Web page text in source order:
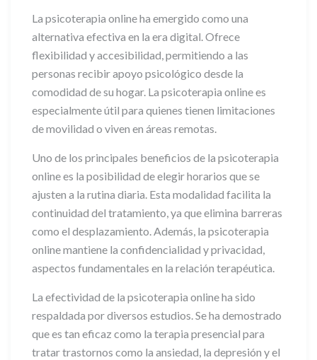
La psicoterapia online ha emergido como una
alternativa efectiva en la era digital. Ofrece
flexibilidad y accesibilidad, permitiendo a las
personas recibir apoyo psicológico desde la
comodidad de su hogar. La psicoterapia online es
especialmente útil para quienes tienen limitaciones
de movilidad o viven en áreas remotas.
Uno de los principales beneficios de la psicoterapia
online es la posibilidad de elegir horarios que se
ajusten a la rutina diaria. Esta modalidad facilita la
continuidad del tratamiento, ya que elimina barreras
como el desplazamiento. Además, la psicoterapia
online mantiene la confidencialidad y privacidad,
aspectos fundamentales en la relación terapéutica.
La efectividad de la psicoterapia online ha sido
respaldada por diversos estudios. Se ha demostrado
que es tan eficaz como la terapia presencial para
tratar trastornos como la ansiedad, la depresión y el